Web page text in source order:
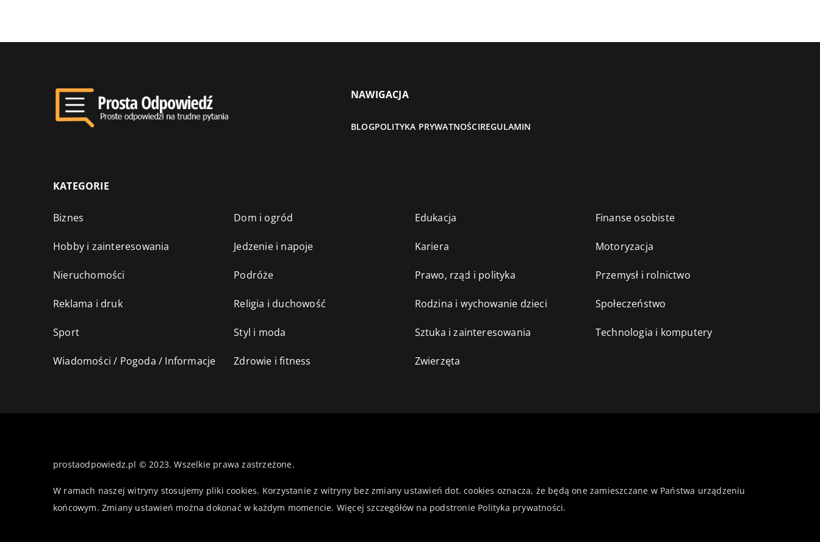
NAWIGACJA
BLOGPOLITYKA PRYWATNOŚCIREGULAMIN
KATEGORIE
Biznes Dom i ogród Edukacja Finanse osobiste
Hobby i zainteresowania Jedzenie i napoje Kariera Motoryzacja
Nieruchomości Podróże Prawo, rząd i polityka Przemysł i rolnictwo
Reklama i druk Religia i duchowość Rodzina i wychowanie dzieci Społeczeństwo
Sport Styl i moda Sztuka i zainteresowania Technologia i komputery
Wiadomości / Pogoda / Informacje Zdrowie i fitness Zwierzęta
prostaodpowiedz.pl © 2023. Wszelkie prawa zastrzeżone.
W ramach naszej witryny stosujemy pliki cookies. Korzystanie z witryny bez zmiany ustawień dot. cookies oznacza, że będą one zamieszczane w Państwa urządzeniu
końcowym. Zmiany ustawień można dokonać w każdym momencie. Więcej szczegółów na podstronie Polityka prywatności.